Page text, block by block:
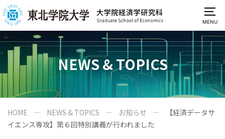
MENU
NEWS & TOPICS
HOME NEWS & TOPICS お知らせ
【経済データサ
イエンス専攻】第６回特別講義が行われました